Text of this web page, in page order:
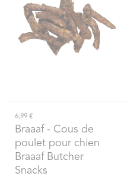
6,99 €
Braaaf- Cous de
poulet pour chien
Braaaf Butcher
Snacks